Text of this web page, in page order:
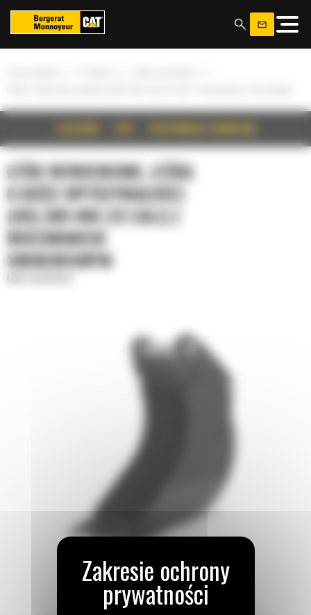
ŁYŻKI WZMOCNIONE, ŁYŻKA
O DUŻEJ WYTRZYMAŁOŚCI
(HD) 305 MM (12 CALI) Z
MOCOWANIEM
SWORZNIOWYM
Panel zarządzania plikami cookies